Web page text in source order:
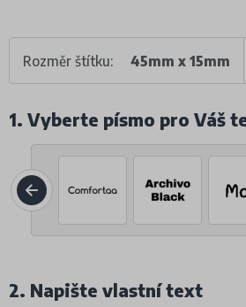
Rozměr štítku: 45mm x 15mm
1. Vyberte písmo pro Váš
2. Napište vlastní text